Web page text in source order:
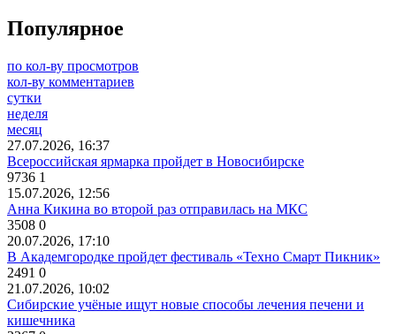
Популярное
по кол-ву просмотров
кол-ву комментариев
сутки
неделя
месяц
27.07.2026, 16:37
Всероссийская ярмарка пройдет в Новосибирске
9736 1
15.07.2026, 12:56
Анна Кикина во второй раз отправилась на МКС
3508 0
20.07.2026, 17:10
В Академгородке пройдет фестиваль «Техно Смарт Пикник»
2491 0
21.07.2026, 10:02
Сибирские учёные ищут новые способы лечения печени и
кишечника